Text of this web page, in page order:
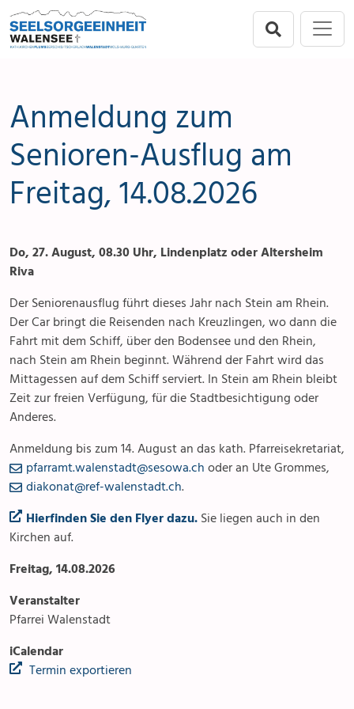
Direkt zur Hauptnavigation springen
Direkt zum Inhalt springen
Anmeldung zum
Senioren-Ausflug am
Freitag, 14.08.2026
Do, 27. August, 08.30 Uhr, Lindenplatz oder Altersheim
Riva
Der Seniorenausflug führt dieses Jahr nach Stein am Rhein.
Der Car bringt die Reisenden nach Kreuzlingen, wo dann die
Fahrt mit dem Schiff, über den Bodensee und den Rhein,
nach Stein am Rhein beginnt. Während der Fahrt wird das
Mittagessen auf dem Schiff serviert. In Stein am Rhein bleibt
Zeit zur freien Verfügung, für die Stadtbesichtigung oder
Anderes.
Anmeldung bis zum 14. August an das kath. Pfarreisekretariat,
pfarramt.walenstadt@sesowa.ch oder an Ute Grommes,
diakonat@ref-walenstadt.ch.
Hierfinden Sie den Flyer dazu.Sie liegen auch in den
Kirchen auf.
Freitag, 14.08.2026
Veranstalter
Pfarrei Walenstadt
iCalendar
Termin exportieren
Berschis-Tscherlach
Walenstadt